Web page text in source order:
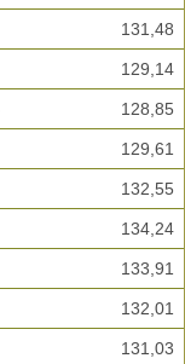
131,48
129,14
128,85
129,61
132,55
134,24
133,91
132,01
131,03